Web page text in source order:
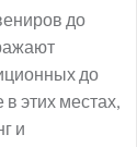
до
до
этих местах,
и